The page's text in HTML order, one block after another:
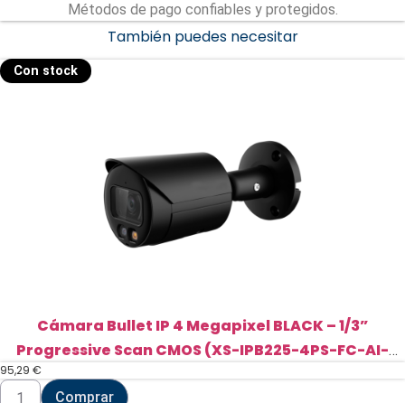
Métodos de pago confiables y protegidos.
También puedes necesitar
Con stock
Cámara Bullet IP 4 Megapixel BLACK – 1/3”
Progressive Scan CMOS (XS-IPB225-4PS-FC-AI-
BLACK)
95,29 €
Cámara
Comprar